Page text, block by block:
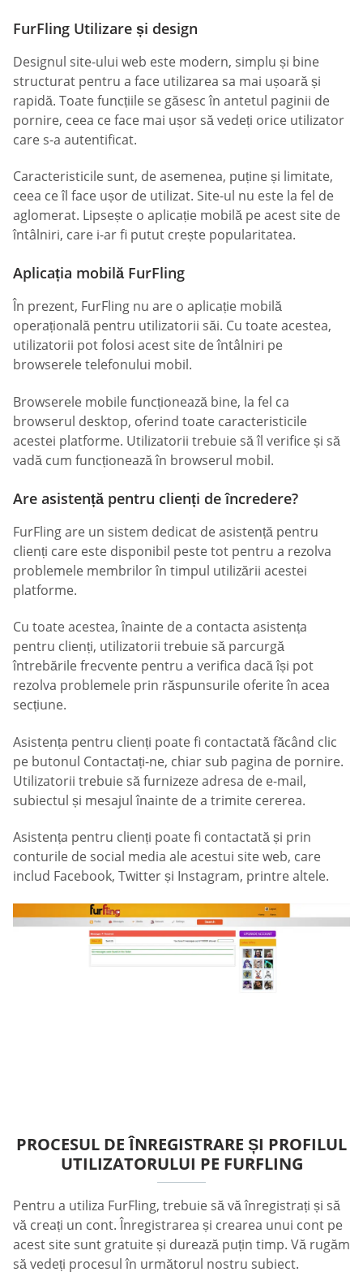
FurFling Utilizare și design
Designul site-ului web este modern, simplu și bine
structurat pentru a face utilizarea sa mai ușoară și
rapidă. Toate funcțiile se găsesc în antetul paginii de
pornire, ceea ce face mai ușor să vedeți orice utilizator
care s-a autentificat.
Caracteristicile sunt, de asemenea, puține și limitate,
ceea ce îl face ușor de utilizat. Site-ul nu este la fel de
aglomerat. Lipsește o aplicație mobilă pe acest site de
întâlniri, care i-ar fi putut crește popularitatea.
Aplicația mobilă FurFling
În prezent, FurFling nu are o aplicație mobilă
operațională pentru utilizatorii săi. Cu toate acestea,
utilizatorii pot folosi acest site de întâlniri pe
browserele telefonului mobil.
Browserele mobile funcționează bine, la fel ca
browserul desktop, oferind toate caracteristicile
acestei platforme. Utilizatorii trebuie să îl verifice și să
vadă cum funcționează în browserul mobil.
Are asistență pentru clienți de încredere?
FurFling are un sistem dedicat de asistență pentru
clienți care este disponibil peste tot pentru a rezolva
problemele membrilor în timpul utilizării acestei
platforme.
Cu toate acestea, înainte de a contacta asistența
pentru clienți, utilizatorii trebuie să parcurgă
întrebările frecvente pentru a verifica dacă își pot
rezolva problemele prin răspunsurile oferite în acea
secțiune.
Asistența pentru clienți poate fi contactată făcând clic
pe butonul Contactați-ne, chiar sub pagina de pornire.
Utilizatorii trebuie să furnizeze adresa de e-mail,
subiectul și mesajul înainte de a trimite cererea.
Asistența pentru clienți poate fi contactată și prin
conturile de social media ale acestui site web, care
includ Facebook, Twitter și Instagram, printre altele.
PROCESUL DE ÎNREGISTRARE ȘI PROFILUL
UTILIZATORULUI PE FURFLING
Pentru a utiliza FurFling, trebuie să vă înregistrați și să
vă creați un cont. Înregistrarea și crearea unui cont pe
acest site sunt gratuite și durează puțin timp. Vă rugăm
să vedeți procesul în următorul nostru subiect.